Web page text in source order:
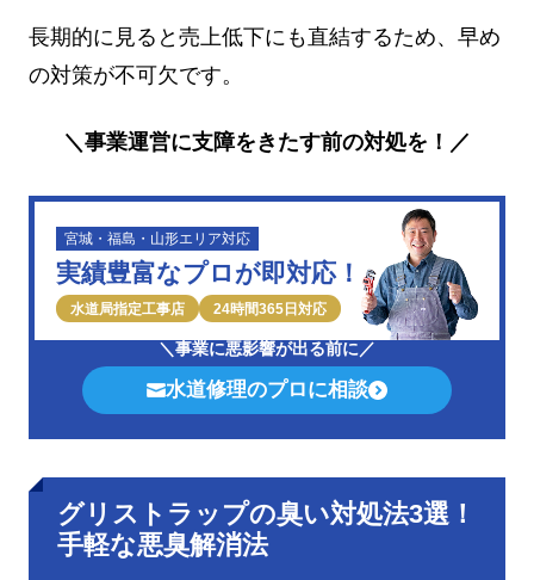
長期的に見ると売上低下にも直結するため、早め
の対策が不可欠です。
＼事業運営に支障をきたす前の対処を！／
宮城・福島・山形エリア対応
実績豊富なプロが即対応！
水道局指定工事店 24時間365日対応
＼事業に悪影響が出る前に／
水道修理のプロに相談
グリストラップの臭い対処法3選！
手軽な悪臭解消法